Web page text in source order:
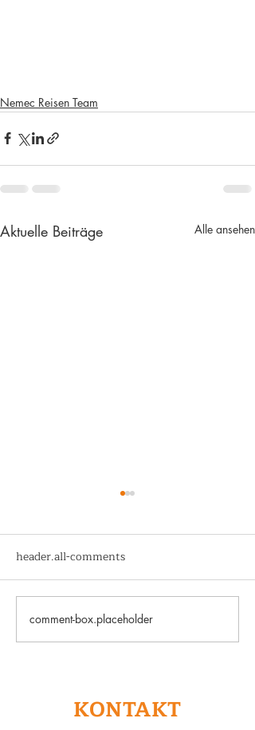
Nemec Reisen Team
Aktuelle Beiträge Alle ansehen
✨Maßgeschneiderte
Reisen mit Erfahrung &
header.all-comments
comment-box.placeholder
KONTAKT